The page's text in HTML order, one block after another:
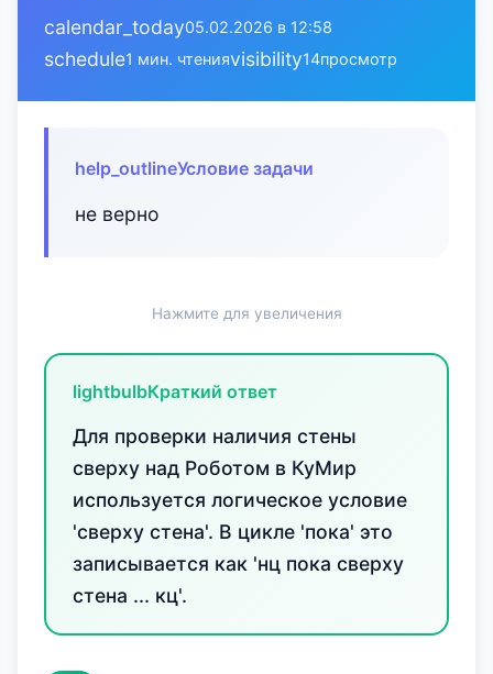
calendar_today05.02.2026 в 12:58
schedule1 мин. чтенияvisibility14просмотр
help_outlineУсловие задачи
не верно
Нажмите для увеличения
lightbulbКраткий ответ
Для проверки наличия стены
сверху над Роботом в КуМир
используется логическое условие
'сверху стена'. В цикле 'пока' это
записывается как 'нц пока сверху
стена ... кц'.